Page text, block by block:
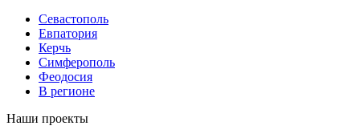
Севастополь
Евпатория
Керчь
Симферополь
Феодосия
В регионе
Наши проекты